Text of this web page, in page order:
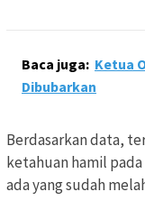
Baca juga: Ketua
Dibubarkan
Berdasarkan data,
ketahuan hamil
ada yang sudah